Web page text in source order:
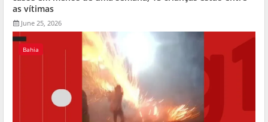
as vítimas
June 25, 2026
Bahia